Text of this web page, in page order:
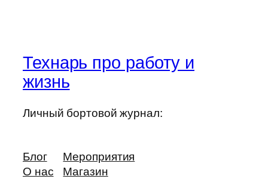
Технарь про работу и
жизнь
Личный бортовой журнал:
Блог
О нас
Мероприятия
Магазин